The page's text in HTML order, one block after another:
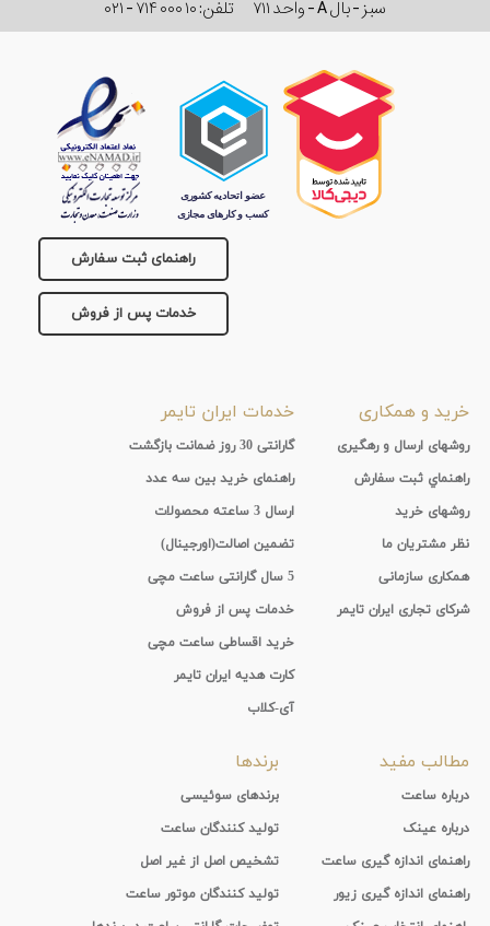
سبز - بال A - واحد ۷۱۱
تلفن:۰۲۱ - ۷۱۴ ۰۰۰ ۱۰
راهنمای ثبت سفارش
خدمات پس از فروش
خرید و همکاری
روشهای ارسال و رهگیری
راهنماي ثبت سفارش
روشهای خرید
نظر مشتریان ما
همکاری سازمانی
شرکای تجاری ایران تایمر
خدمات ایران تایمر
گارانتی 30 روز ضمانت بازگشت
راهنمای خرید بین سه عدد
ارسال 3 ساعته محصولات
تضمین اصالت(اورجینال)
5 سال گارانتی ساعت مچی
خدمات پس از فروش
خرید اقساطی ساعت مچی
کارت هدیه ایران تایمر
آی-کلاب
مطالب مفید
درباره ساعت
درباره عینک
راهنمای اندازه گیری ساعت
راهنمای اندازه گیری زیور
برندها
برندهای سوئیسی
تولید کنندگان ساعت
تشخیص اصل از غیر اصل
تولید کنندگان موتور ساعت